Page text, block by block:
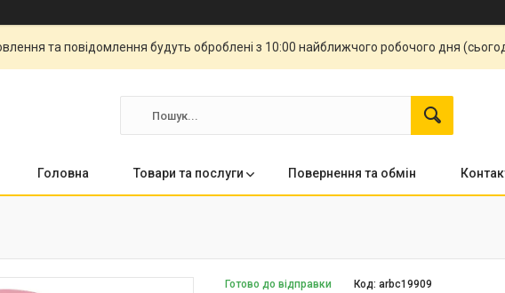
та повідомлення будуть оброблені з 10:00 найближчого робочого дня
Головна Товари та послуги Повернення та обмін
Готово до відправки Код:arbc19909